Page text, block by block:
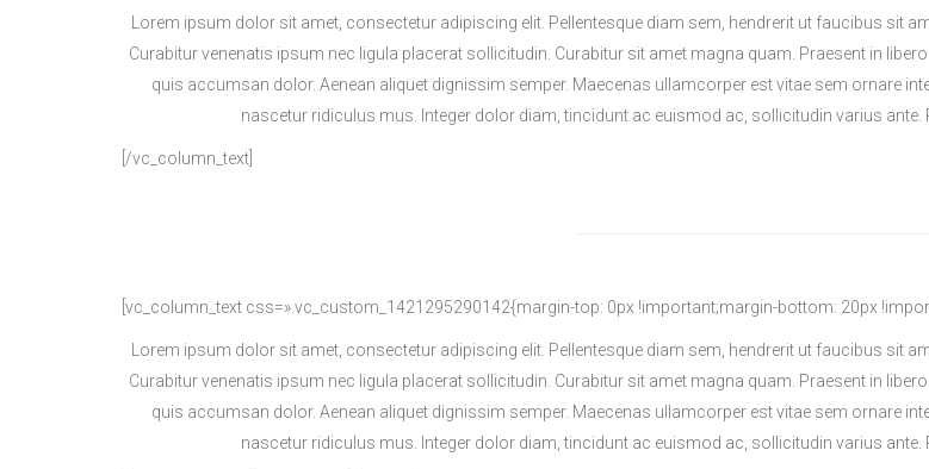
Lorem ipsum dolor sit amet, consectetur adipiscing elit. Pellentesque diam sem, hendrerit ut faucibus sit
Curabitur venenatis ipsum nec ligula placerat sollicitudin. Curabitur sit amet magna quam. Praesent in
quis accumsan dolor. Aenean aliquet dignissim semper. Maecenas ullamcorper est vitae sem ornare
nascetur ridiculus mus. Integer dolor diam, tincidunt ac euismod ac, sollicitudin varius
[/vc_column_text]
[vc_column_text css=».vc_custom_1421295290142{margin-top: 0px !important;margin-bottom: 20px
Lorem ipsum dolor sit amet, consectetur adipiscing elit. Pellentesque diam sem, hendrerit ut faucibus sit
Curabitur venenatis ipsum nec ligula placerat sollicitudin. Curabitur sit amet magna quam. Praesent in
quis accumsan dolor. Aenean aliquet dignissim semper. Maecenas ullamcorper est vitae sem ornare
nascetur ridiculus mus. Integer dolor diam, tincidunt ac euismod ac, sollicitudin varius